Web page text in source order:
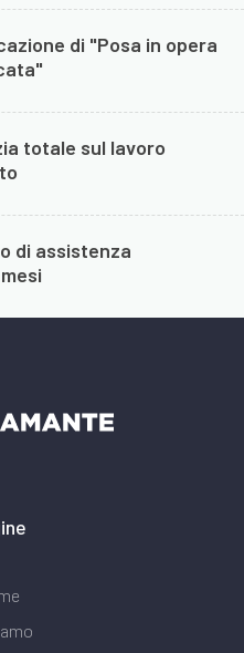
di "Posa in opera
totale sul lavoro
di assistenza